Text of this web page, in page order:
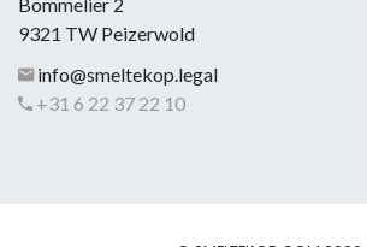
9321 TW Peizerwold
info@smeltekop.legal
+31 6 22 37 22 10